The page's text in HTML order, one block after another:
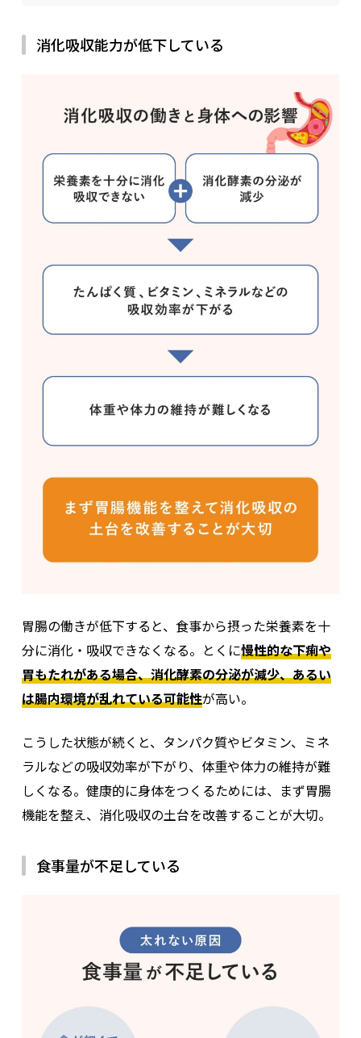
消化吸収能力が低下している
胃腸の働きが低下すると、食事から摂った栄養素を十
分に消化・吸収できなくなる。とくに慢性的な下痢や
胃もたれがある場合、消化酵素の分泌が減少、あるい
は腸内環境が乱れている可能性が高い。
こうした状態が続くと、タンパク質やビタミン、ミネ
ラルなどの吸収効率が下がり、体重や体力の維持が難
しくなる。健康的に身体をつくるためには、まず胃腸
機能を整え、消化吸収の土台を改善することが大切。
食事量が不足している